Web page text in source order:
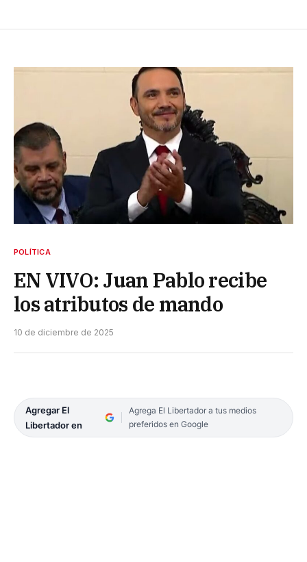
POLÍTICA
EN VIVO: Juan Pablo recibe
los atributos de mando
10 de diciembre de 2025
Agregar El
Libertador en
Agrega El Libertador a tus medios
preferidos en Google